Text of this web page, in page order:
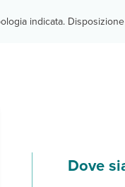
indicata.
Dove
lettini e teli mare
asciugacapelli, aria
panoramica sulla
vista sullo skyline